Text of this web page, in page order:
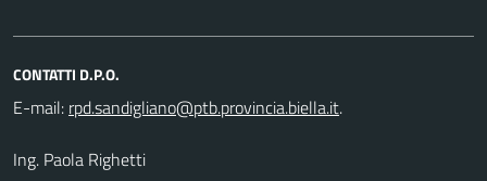
CONTATTI D.P.O.
E-mail:
.
Ing. Paola Righetti